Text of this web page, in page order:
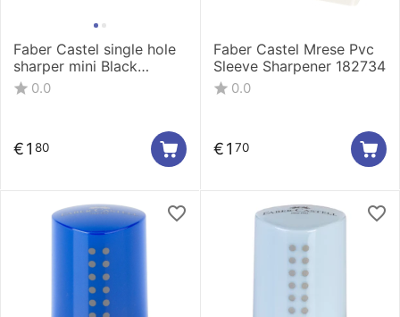
Faber Castel single hole
sharper mini Black
182710
0.0
€1 80
Faber Castel Mrese Pvc
Sleeve Sharpener 182734
0.0
€1 70